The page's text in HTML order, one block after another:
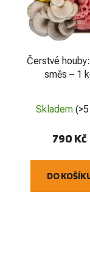
Čerstvé
směs – 1
Skladem
790 Kč
DO